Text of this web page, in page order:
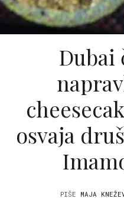
Dubai
osvaja
PIŠE MAJA